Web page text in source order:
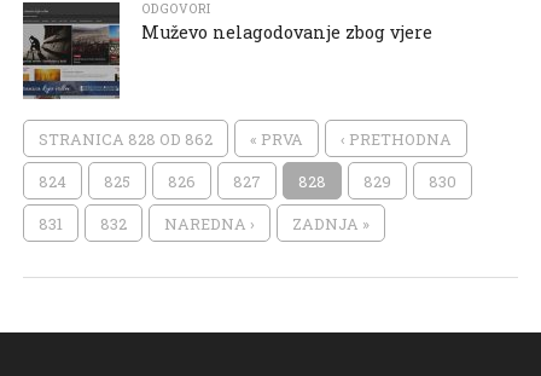
ODGOVORI
Muževo nelagodovanje zbog vjere
STRANICA 828 OD 862 « PRVA ‹ PRETHODNA
824 825 826 827 828 829 830
831 832 NAREDNA › ZADNJA »